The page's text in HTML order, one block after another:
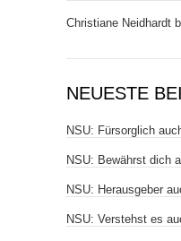
Christiane Neidhardt
NEUESTE
NSU: Fürsorglich
NSU: Bewährst dich
NSU: Herausgeber
NSU: Verstehst es